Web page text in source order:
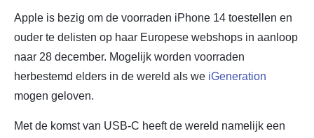
Apple is bezig om de voorraden iPhone 14 toestellen en
ouder te delisten op haar Europese webshops in aanloop
naar 28 december. Mogelijk worden voorraden
herbestemd elders in de wereld als we iGeneration
mogen geloven.
Met de komst van USB-C heeft de wereld namelijk een